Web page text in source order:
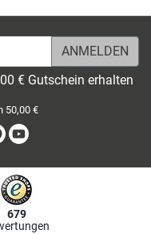
€ Gutschein erhalten
50,00 €
Pinterest
679